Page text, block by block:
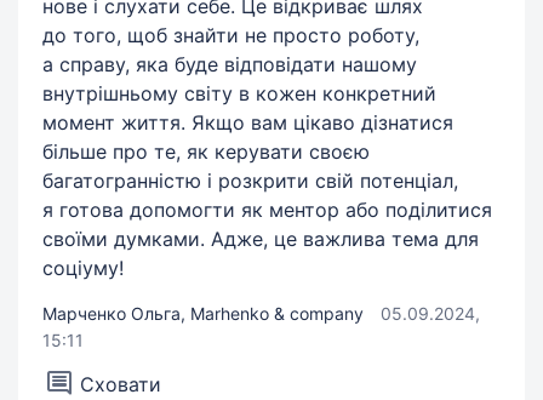
нове і слухати себе. Це відкриває шлях
до того, щоб знайти не просто роботу,
а справу, яка буде відповідати нашому
внутрішньому світу в кожен конкретний
момент життя. Якщо вам цікаво дізнатися
більше про те, як керувати своєю
багатогранністю і розкрити свій потенціал,
я готова допомогти як ментор або поділитися
своїми думками. Адже, це важлива тема для
соціуму!
Марченко Ольга, Marhenko & company
05.09.2024,
15:11
Сховати